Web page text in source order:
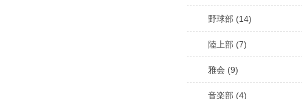
野球部 (14)
陸上部 (7)
雅会 (9)
音楽部 (4)